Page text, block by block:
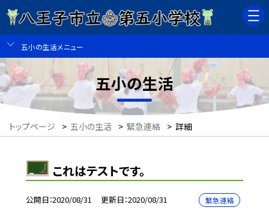
五小の生活メニュー
五小の生活
トップページ > 五小の生活 > 緊急連絡 > 詳細
これはテストです。
公開日 2020/08/31 更新日 2020/08/31 緊急連絡